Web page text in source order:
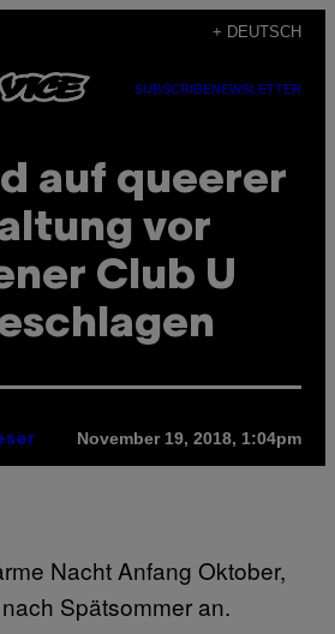
+ DEUTSCH
SUBSCRIBENEWSLETTER
auf queerer
vor
Club U
November 19, 2018, 1:04pm
Nacht Anfang Oktober,
Spätsommer an.